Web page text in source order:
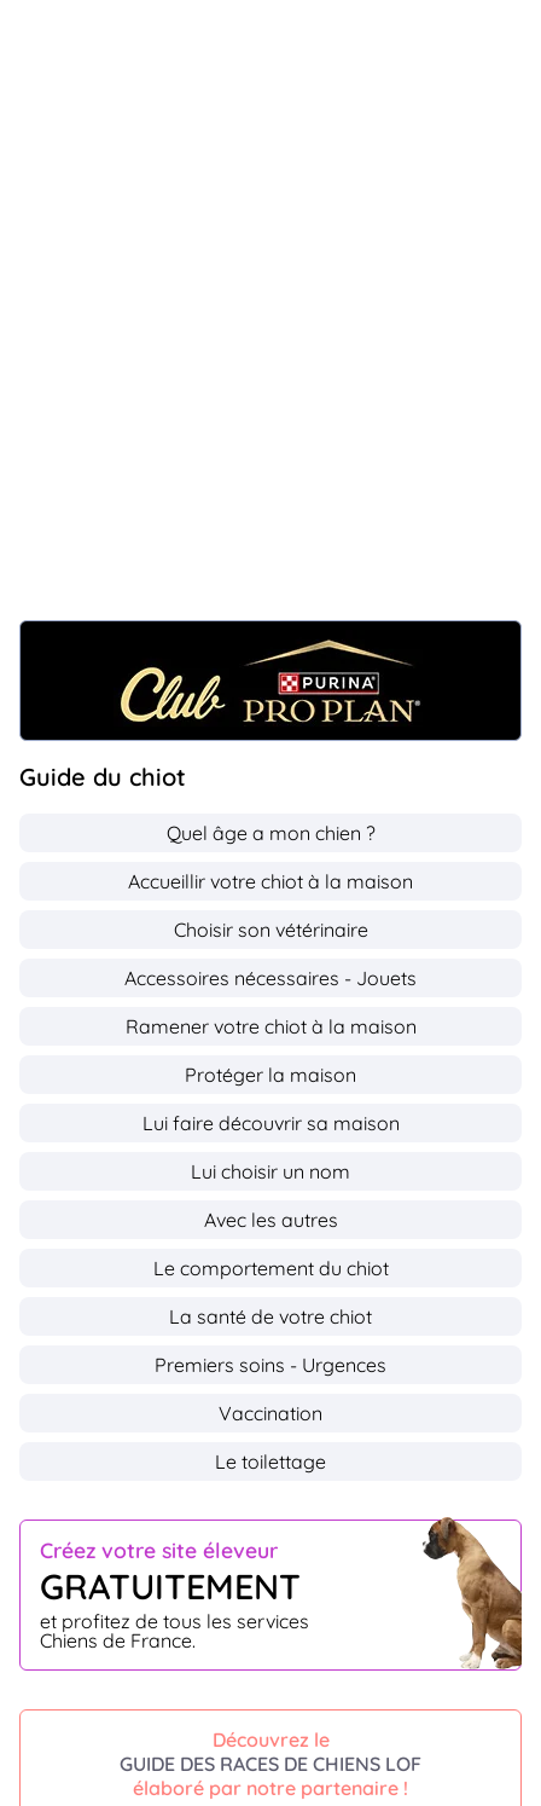
Créez votre site éleveur
GRATUITEMENT
et profitez de tous les services
Chiens de France.
Découvrez le
GUIDE DES RACES DE CHIENS LOF
élaboré par notre partenaire !
Guide du chiot
Quel âge a mon chien ?
Accueillir votre chiot à la maison
Choisir son vétérinaire
Accessoires nécessaires - Jouets
Ramener votre chiot à la maison
Protéger la maison
Lui faire découvrir sa maison
Lui choisir un nom
Avec les autres
Le comportement du chiot
La santé de votre chiot
Premiers soins - Urgences
Vaccination
Le toilettage